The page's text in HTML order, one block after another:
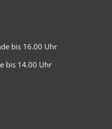
bis 16.00 Uhr
bis 14.00 Uhr